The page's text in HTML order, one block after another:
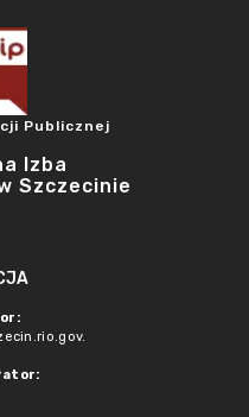
Publicznej
Izba
Szczecinie